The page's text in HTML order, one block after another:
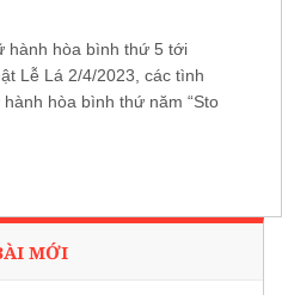
hành hòa bình thứ 5 tới
Lễ Lá 2/4/2023, các tình
hòa bình thứ năm “Sto
MỚI